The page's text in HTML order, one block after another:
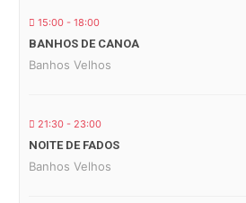
15:00 - 18:00
BANHOS DE CANOA
Banhos Velhos
21:30 - 23:00
NOITE DE FADOS
Banhos Velhos